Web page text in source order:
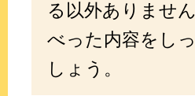
る以外ありませ
べった内容をし
しょう。